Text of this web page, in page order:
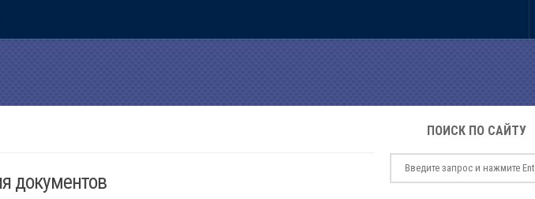
документов
ПОИСК ПО САЙТУ